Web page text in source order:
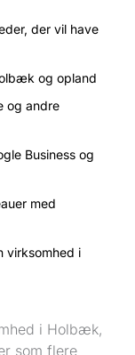
der vil have
og opland
og andre
Business og
med
virksomhed i
i Holbæk,
som flere